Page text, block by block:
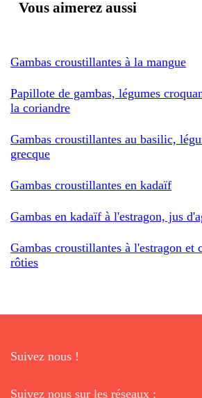
Vous aimerez aussi
Gambas croustillantes à la mangue
Papillote de gambas, légumes
la coriandre
Gambas croustillantes au basilic,
grecque
Gambas croustillantes en kadaïf
Gambas en kadaïf à l'estragon, jus
Gambas croustillantes à l'estragon et
rôties
Suivez nous !
Suivez nous sur les réseaux :